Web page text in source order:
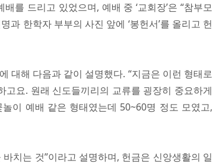
를 드리고 있었으며, 예배 중 ‘교회장’은 “참부모
과 한학자 부부의 사진 앞에 ‘봉헌서’를 올리고 헌
대해 다음과 같이 설명했다. “지금은 이런 형태로
요. 원래 신도들끼리의 교류를 굉장히 중요하게
이 예배 같은 형태였는데 50~60명 정도 모였고,
치는 것”이라고 설명하며, 헌금은 신앙생활의 일